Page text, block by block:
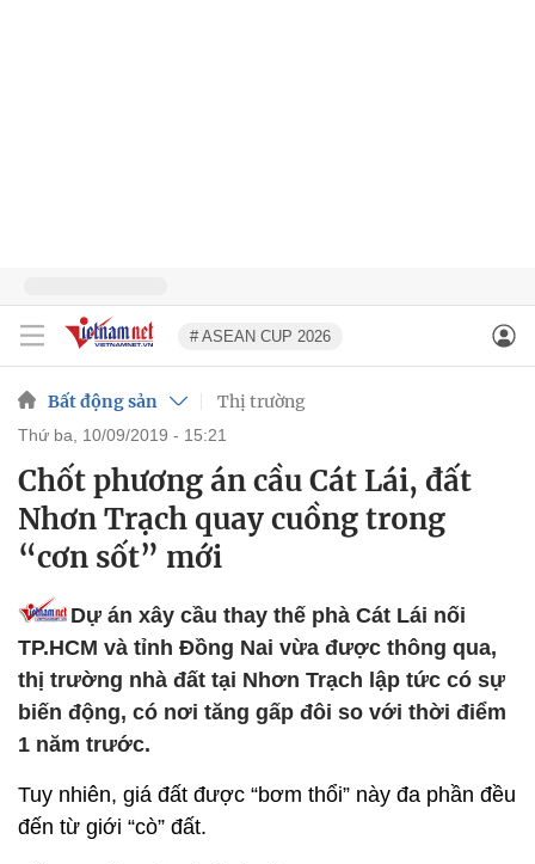
# ASEAN CUP 2026
Bất động sản Thị trường
thứ ba, 10/09/2019 - 15:21
Chốt phương án cầu Cát Lái, đất
Nhơn Trạch quay cuồng trong
“cơn sốt” mới
Dự án xây cầu thay thế phà Cát Lái nối
TP.HCM và tỉnh Đồng Nai vừa được thông qua,
thị trường nhà đất tại Nhơn Trạch lập tức có sự
biến động, có nơi tăng gấp đôi so với thời điểm
1 năm trước.
Tuy nhiên, giá đất được “bơm thổi” này đa phần đều
đến từ giới “cò” đất.